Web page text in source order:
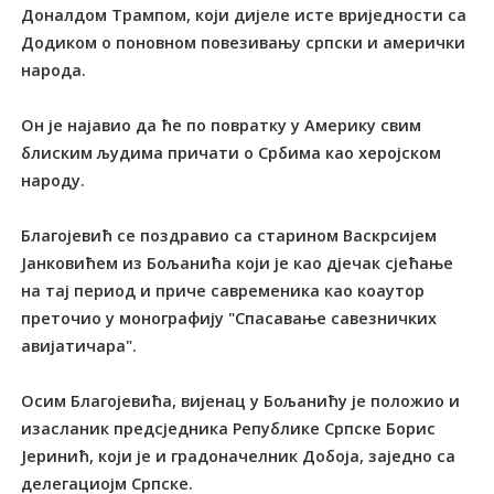
Доналдом Трампом, који дијеле исте вриједности са
Додиком о поновном повезивању српски и амерички
народа.
Он је најавио да ће по повратку у Америку свим
блиским људима причати о Србима као херојском
народу.
Благојевић се поздравио са старином Васкрсијем
Јанковићем из Бољанића који је као дјечак сјећање
на тај период и приче савременика као коаутор
преточио у монографију "Спасавање савезничких
авијатичара".
Осим Благојевића, вијенац у Бољанићу је положио и
изасланик предсједника Републике Српске Борис
Јеринић, који је и градоначелник Добоја, заједно са
делегациојм Српске.